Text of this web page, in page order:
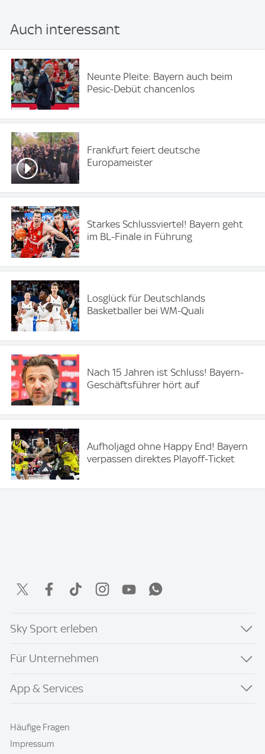
Auch interessant
Neunte Pleite: Bayern auch beim
Pesic-Debüt chancenlos
Frankfurt feiert deutsche
Europameister
Starkes Schlussviertel! Bayern geht
im BL-Finale in Führung
Losglück für Deutschlands
Basketballer bei WM-Quali
Nach 15 Jahren ist Schluss! Bayern-
Geschäftsführer hört auf
Aufholjagd ohne Happy End! Bayern
verpassen direktes Playoff-Ticket
Sky Sport erleben
Für Unternehmen
App & Services
Häufige Fragen
Impressum